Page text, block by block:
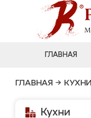
ГЛАВНАЯ
ГЛАВНАЯ → КУХНИ
Кухни